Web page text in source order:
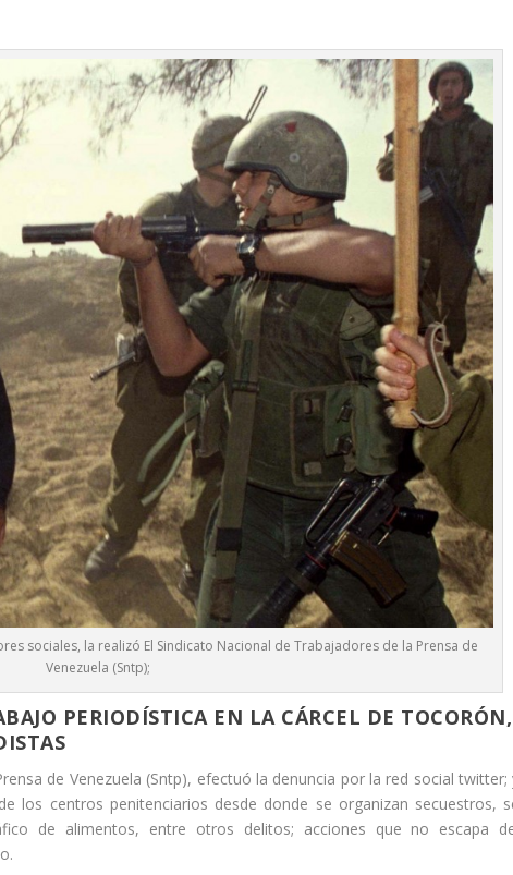
sociales, la realizó El Sindicato Nacional de Trabajadores de la Prensa de
Venezuela (Sntp);
PERIODÍSTICA EN LA CÁRCEL DE TOCORÓN,
de Venezuela (Sntp), efectuó la denuncia por la red social twitter;
los centros penitenciarios desde donde se organizan secuestros,
de alimentos, entre otros delitos; acciones que no escapa